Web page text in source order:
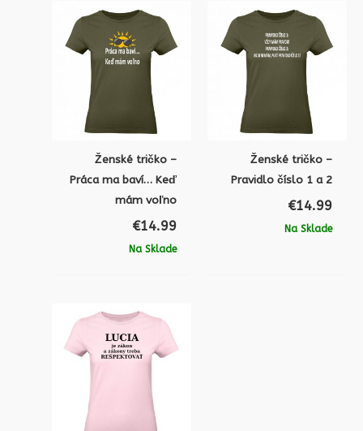
Ženské tričko –
Práca ma baví… Keď
mám voľno
€14.99
Na Sklade
Ženské tričko –
Pravidlo číslo 1 a 2
€14.99
Na Sklade
Pôvodná
bola:
€15.99.
je: